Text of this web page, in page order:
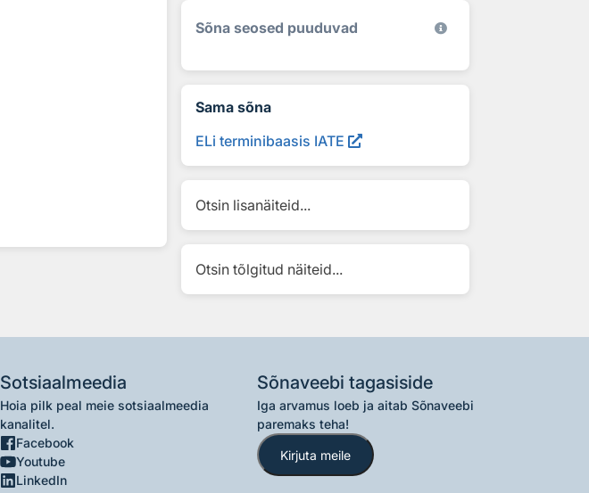
Sõna seosed puuduvad
Sama sõna
ELi terminibaasis IATE
Otsin lisanäiteid...
Otsin tõlgitud näiteid...
Sotsiaalmeedia
Hoia pilk peal meie sotsiaalmeedia
kanalitel.
Facebook
Youtube
LinkedIn
Sõnaveebi tagasiside
Iga arvamus loeb ja aitab Sõnaveebi
paremaks teha!
Kirjuta meile